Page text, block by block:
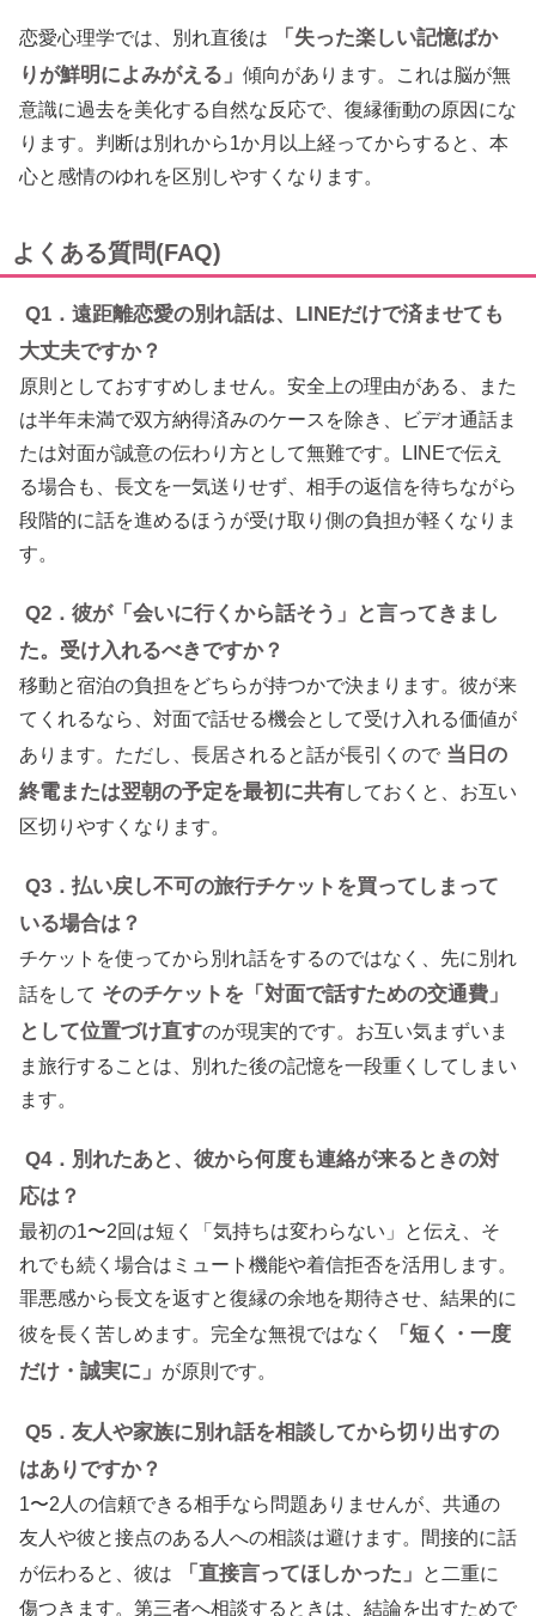
恋愛心理学では、別れ直後は
「失った楽しい記憶ばか
りが鮮明によみがえる」 傾向があります。これは脳が無
意識に過去を美化する自然な反応で、復縁衝動の原因にな
ります。判断は別れから1か月以上経ってからすると、本
心と感情のゆれを区別しやすくなります。
よくある質問(FAQ)
Q1．遠距離恋愛の別れ話は、LINEだけで済ませても
大丈夫ですか？
原則としておすすめしません。安全上の理由がある、また
は半年未満で双方納得済みのケースを除き、ビデオ通話ま
たは対面が誠意の伝わり方として無難です。LINEで伝え
る場合も、長文を一気送りせず、相手の返信を待ちながら
段階的に話を進めるほうが受け取り側の負担が軽くなりま
す。
Q2．彼が「会いに行くから話そう」と言ってきまし
た。受け入れるべきですか？
移動と宿泊の負担をどちらが持つかで決まります。彼が来
てくれるなら、対面で話せる機会として受け入れる価値が
あります。ただし、長居されると話が長引くので 当日の
終電または翌朝の予定を最初に共有しておくと、お互い
区切りやすくなります。
Q3．払い戻し不可の旅行チケットを買ってしまって
いる場合は？
チケットを使ってから別れ話をするのではなく、先に別れ
話をして そのチケットを「対面で話すための交通費」
として位置づけ直すのが現実的です。お互い気まずいま
ま旅行することは、別れた後の記憶を一段重くしてしまい
ます。
Q4．別れたあと、彼から何度も連絡が来るときの対
応は？
最初の1〜2回は短く「気持ちは変わらない」と伝え、そ
れでも続く場合はミュート機能や着信拒否を活用します。
罪悪感から長文を返すと復縁の余地を期待させ、結果的に
彼を長く苦しめます。完全な無視ではなく
「短く・一度
だけ・誠実に」 が原則です。
Q5．友人や家族に別れ話を相談してから切り出すの
はありですか？
1〜2人の信頼できる相手なら問題ありませんが、共通の
友人や彼と接点のある人への相談は避けます。間接的に話
が伝わると、彼は
「直接言ってほしかった」
と二重に
傷つきます。第三者へ相談するときは、結論を出すためで